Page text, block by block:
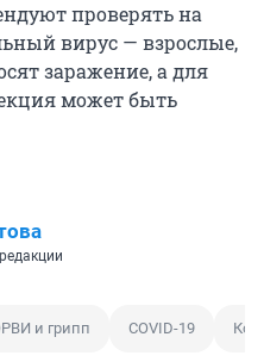
проверять на
вирус — взрослые,
заражение, а для
может быть
и грипп COVID-19